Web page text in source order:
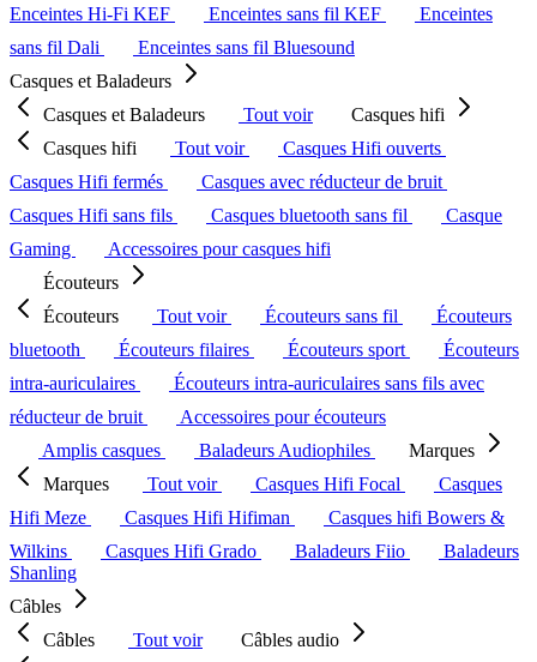
Enceintes Hi-Fi KEF
Enceintes sans fil KEF
Enceintes
sans fil Dali
Enceintes sans fil Bluesound
Casques et Baladeurs
Casques et Baladeurs
Tout voir
Casques hifi
Casques hifi
Tout voir
Casques Hifi ouverts
Casques Hifi fermés
Casques avec réducteur de bruit
Casques Hifi sans fils
Casques bluetooth sans fil
Casque
Gaming
Accessoires pour casques hifi
Écouteurs
Écouteurs
Tout voir Écouteurs sans fil
Écouteurs
bluetooth
Écouteurs filaires Écouteurs sport
Écouteurs
intra-auriculaires
Écouteurs intra-auriculaires sans fils avec
réducteur de bruit
Accessoires pour écouteurs
Amplis casques
Baladeurs Audiophiles
Marques
Marques
Tout voir Casques Hifi Focal
Casques
Hifi Meze
Casques Hifi Hifiman
Casques hifi Bowers &
Wilkins
Casques Hifi Grado Baladeurs Fiio
Baladeurs
Shanling
Câbles
Câbles
Tout voir
Câbles audio